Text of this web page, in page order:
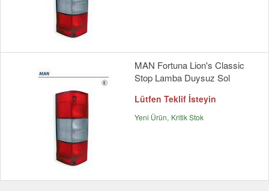
MAN Fortuna Lion's Classic
Stop Lamba Duysuz Sol
Lütfen Teklif İsteyin
Yeni Ürün Kritik Stok